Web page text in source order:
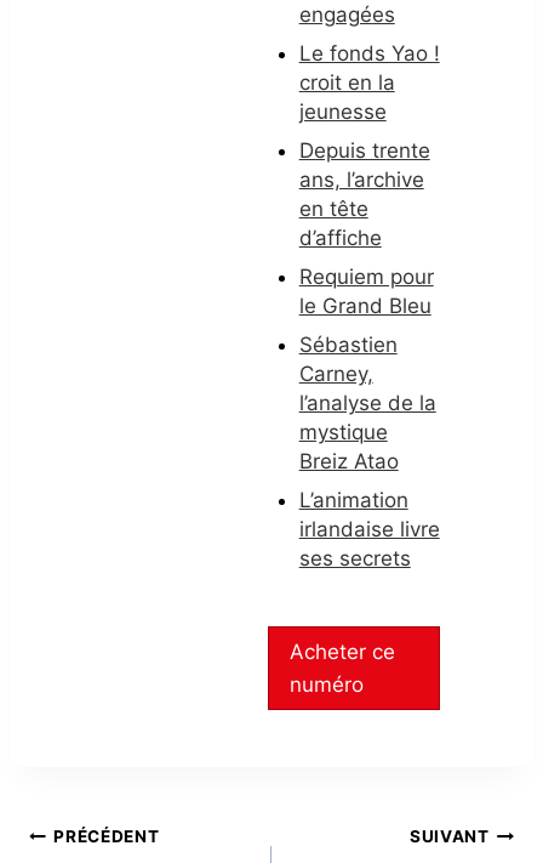
engagées
Le fonds Yao !
croit en la
jeunesse
Depuis trente
ans, l’archive
en tête
d’affiche
Requiem pour
le Grand Bleu
Sébastien
Carney,
l’analyse de la
mystique
Breiz Atao
L’animation
irlandaise livre
ses secrets
Acheter ce
numéro
NAVIGATION
PRÉCÉDENT SUIVANT